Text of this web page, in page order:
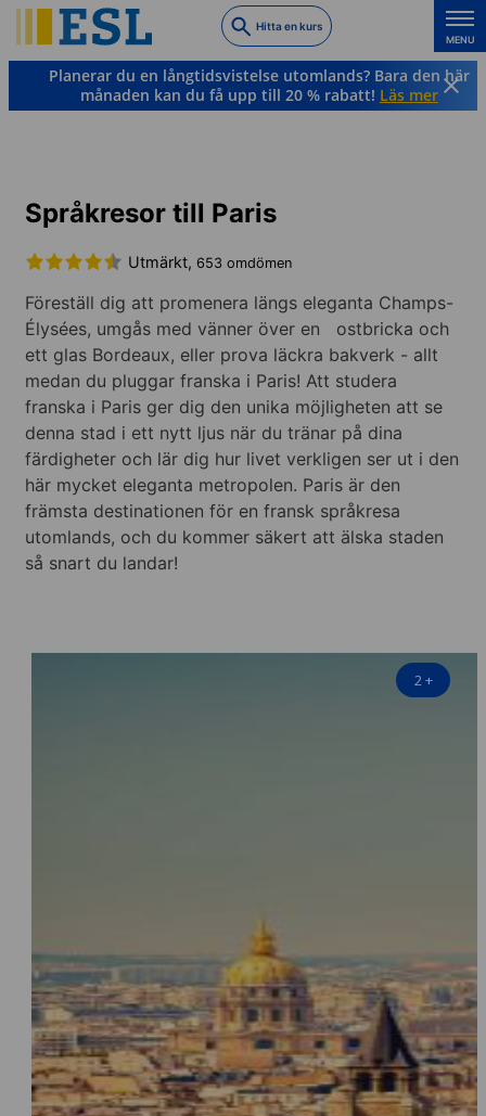
to
main
content
Hitta en kurs
MENU
Planerar du en långtidsvistelse utomlands? Bara den här
månaden kan du få upp till 20 % rabatt! Läs mer
Språkresor till Paris
Utmärkt, 653 omdömen
Föreställ dig att promenera längs eleganta Champs-
Élysées, umgås med vänner över en ostbricka och
ett glas Bordeaux, eller prova läckra bakverk - allt
medan du pluggar franska i Paris! Att studera
franska i Paris ger dig den unika möjligheten att se
denna stad i ett nytt ljus när du tränar på dina
färdigheter och lär dig hur livet verkligen ser ut i den
här mycket eleganta metropolen. Paris är den
främsta destinationen för en fransk språkresa
utomlands, och du kommer säkert att älska staden
så snart du landar!
2+